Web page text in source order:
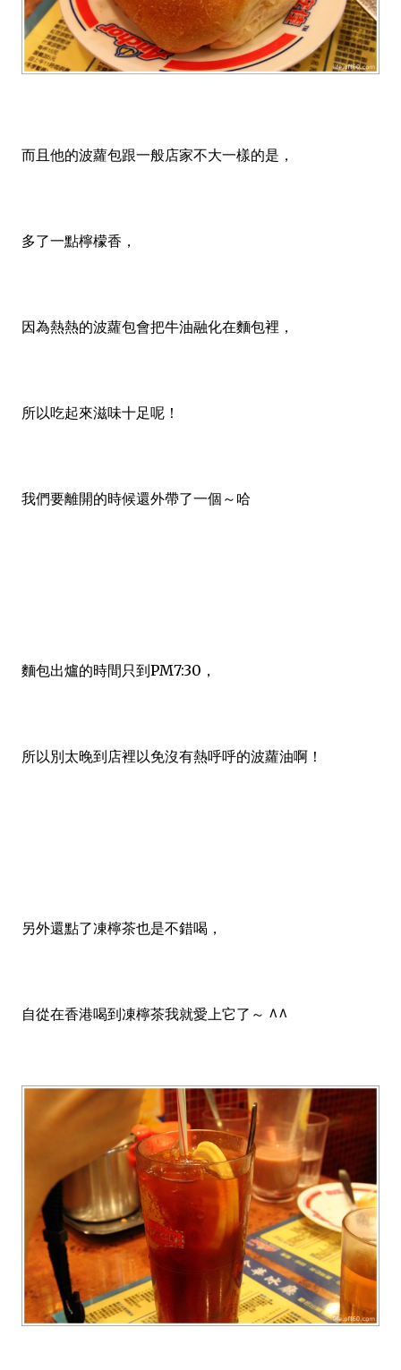
而且他的波蘿包跟一般店家不大一樣的是，
多了一點檸檬香，
因為熱熱的波蘿包會把牛油融化在麵包裡，
所以吃起來滋味十足呢！
我們要離開的時候還外帶了一個～哈
麵包出爐的時間只到PM7:30，
所以別太晚到店裡以免沒有熱呼呼的波蘿油啊！
另外還點了凍檸茶也是不錯喝，
自從在香港喝到凍檸茶我就愛上它了～ ^^